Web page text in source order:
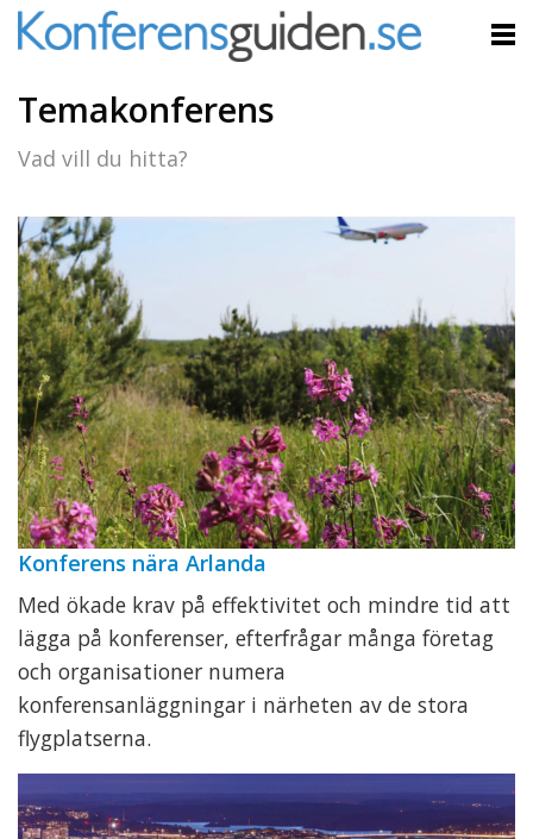
Temakonferens
Vad vill du hitta?
Konferens nära Arlanda
Med ökade krav på effektivitet och mindre tid att
lägga på konferenser, efterfrågar många företag
och organisationer numera
konferensanläggningar i närheten av de stora
flygplatserna.